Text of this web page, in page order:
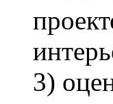
3)